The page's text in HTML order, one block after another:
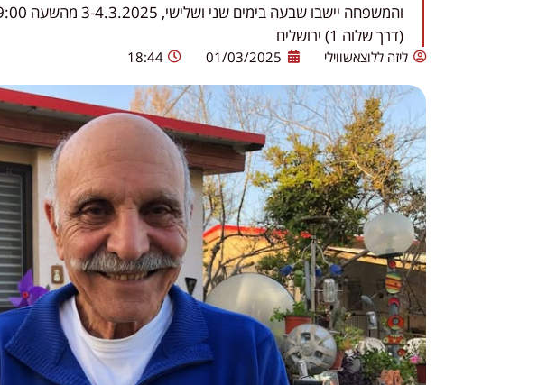
(דרך שלוה 1) ירושלים
ליזה ללוצאשווילי 01/03/2025
18:44